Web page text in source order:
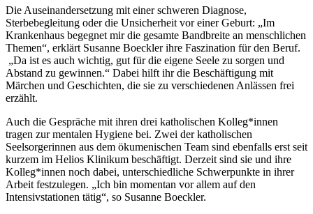
Die Auseinandersetzung mit einer schweren Diagnose,
Sterbebegleitung oder die Unsicherheit vor einer Geburt: „Im
Krankenhaus begegnet mir die gesamte Bandbreite an menschlichen
Themen“, erklärt Susanne Boeckler ihre Faszination für den Beruf.
„Da ist es auch wichtig, gut für die eigene Seele zu sorgen und
Abstand zu gewinnen.“ Dabei hilft ihr die Beschäftigung mit
Märchen und Geschichten, die sie zu verschiedenen Anlässen frei
erzählt.
Auch die Gespräche mit ihren drei katholischen Kolleg*innen
tragen zur mentalen Hygiene bei. Zwei der katholischen
Seelsorgerinnen aus dem ökumenischen Team sind ebenfalls erst seit
kurzem im Helios Klinikum beschäftigt. Derzeit sind sie und ihre
Kolleg*innen noch dabei, unterschiedliche Schwerpunkte in ihrer
Arbeit festzulegen. „Ich bin momentan vor allem auf den
Intensivstationen tätig“, so Susanne Boeckler.